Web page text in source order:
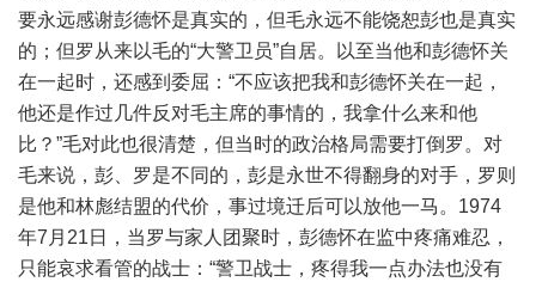
要永远感谢彭德怀是真实的，但毛永远不能饶恕彭也是真实
的；但罗从来以毛的“大警卫员”自居。以至当他和彭德怀关
在一起时，还感到委屈：“不应该把我和彭德怀关在一起，
他还是作过几件反对毛主席的事情的，我拿什么来和他
比？”毛对此也很清楚，但当时的政治格局需要打倒罗。对
毛来说，彭、罗是不同的，彭是永世不得翻身的对手，罗则
是他和林彪结盟的代价，事过境迁后可以放他一马。1974
年7月21日，当罗与家人团聚时，彭德怀在监中疼痛难忍，
只能哀求看管的战士：“警卫战士，疼得我一点办法也没有